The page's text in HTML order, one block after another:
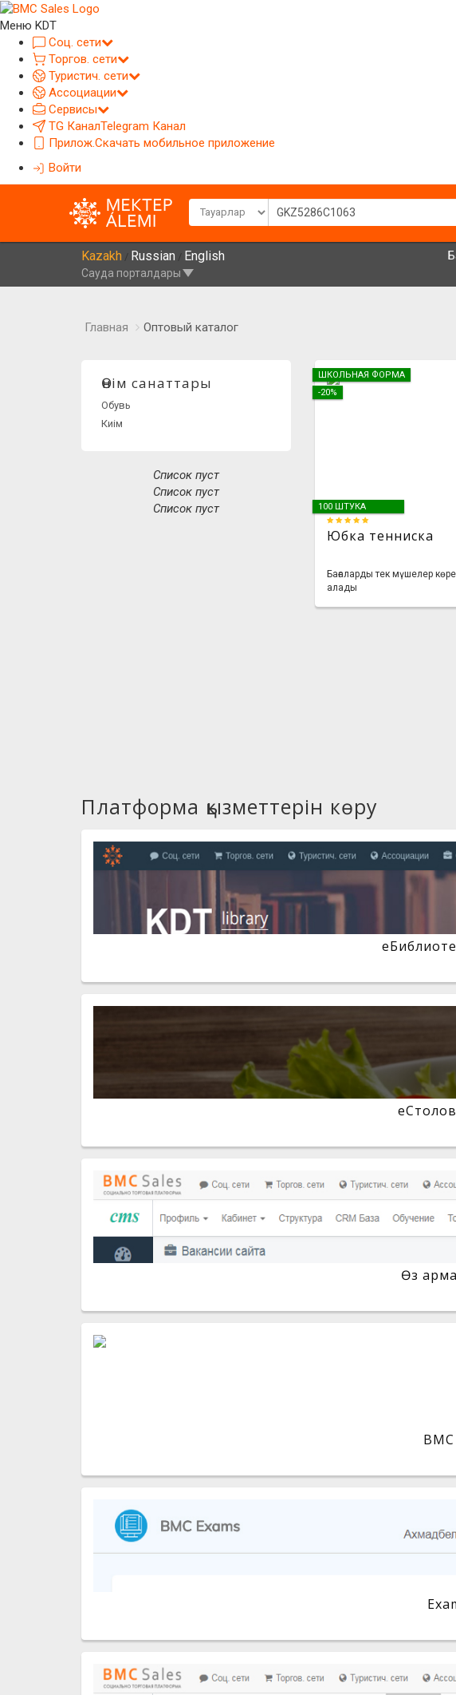
Меню KDT
Соц. сети
Торгов. сети
Туристич. сети
Ассоциации
Сервисы
TG КаналTelegram Канал
Прилож.Скачать мобильное приложение
Войти
Kazakh / Russian / English
Сауда порталдары
Главная Оптовый каталог
Өнім санаттары
Обувь
Киім
Список пуст
Список пуст
Список пуст
ШКОЛЬНАЯ ФОРМА
-20%
100 ШТУКА
Юбка тенниска
Бағаларды тек мүшелер көре
алады
Платформа қызметтерін көру
Өз